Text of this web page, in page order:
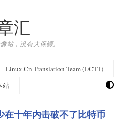
汇
站，没有大保镖。
Linux.Cn Translation Team (LCTT)
站
十年内击破不了比特币